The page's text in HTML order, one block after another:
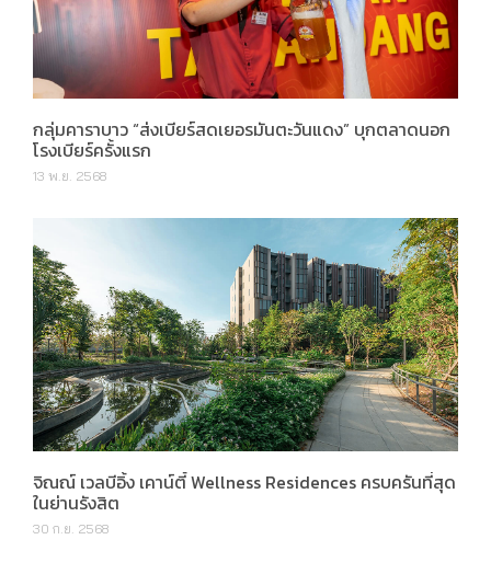
กลุ่มคาราบาว “ส่งเบียร์สดเยอรมันตะวันแดง” บุกตลาดนอก
โรงเบียร์ครั้งแรก
13 พ.ย. 2568
จิณณ์ เวลบีอิ้ง เคาน์ตี้ Wellness Residences ครบครันที่สุด
ในย่านรังสิต
30 ก.ย. 2568